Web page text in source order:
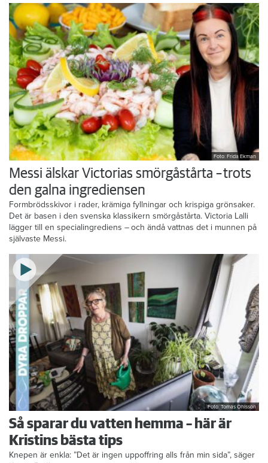
lilla köksträdgården på balkongen.
Foto: Frida Ekman
Messi älskar Victorias smörgåstårta – trots
den galna ingrediensen
Formbrödsskivor i rader, krämiga fyllningar och krispiga grönsaker.
Det är basen i den svenska klassikern smörgåstårta. Victoria Lalli
lägger till en specialingrediens – och ändå vattnas det i munnen på
självaste Messi.
Foto: Tomas Ohlsson
Så sparar du vatten hemma – här är
Kristins bästa tips